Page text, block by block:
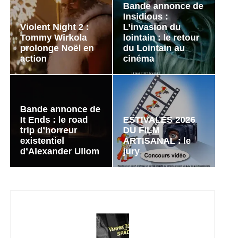
Violent Night 2 :
Tommy Wirkola
prolonge Noël en
action
Bande annonce de
Insidious :
L’invasion du
lointain : le retour
du Lointain au
cinéma
Bande annonce de
It Ends : le road
trip d’horreur
existentiel
d’Alexander Ullom
ESTIVALES 2026
DU FILM
ARTISANAL : le
jury